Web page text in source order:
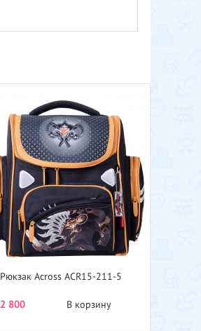
Рюкзак Across ACR15-211-5
2 800 В корзину